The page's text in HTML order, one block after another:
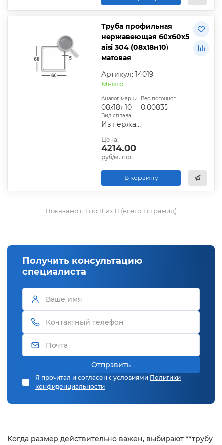
Труба профильная
нержавеющая 60х60х5
aisi 304 (08х18н10)
матовая
Артикул: 14019
Много
Аналог марки стали:
08х18н10
Вес погонного метра, т.:
0.00835
Вид сплава:
Из нержавеющей стали
Цена:
4214.00
руб/м. пог.
В корзину
Показано с 1 по 11 из 11 (всего 1 страниц)
Получить консультацию
специалиста
Отправить
Я прочитал и согласен с условиями Политики
конфиденциальности
Когда размер действительно важен, выбирают **трубу